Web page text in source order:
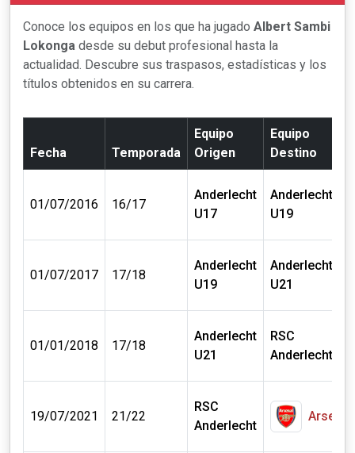
Conoce los equipos en los que ha jugado Albert Sambi
Lokonga desde su debut profesional hasta la
actualidad. Descubre sus traspasos, estadísticas y los
títulos obtenidos en su carrera.
Fecha Temporada
Equipo
Origen
Equipo
Destino
01/07/2016 16/17
Anderlecht
U17
Anderlecht
U19
01/07/2017 17/18
Anderlecht
U19
Anderlecht
U21
01/01/2018 17/18
Anderlecht
U21
RSC
Anderlecht
19/07/2021 21/22
RSC
Anderlecht
Arsenal